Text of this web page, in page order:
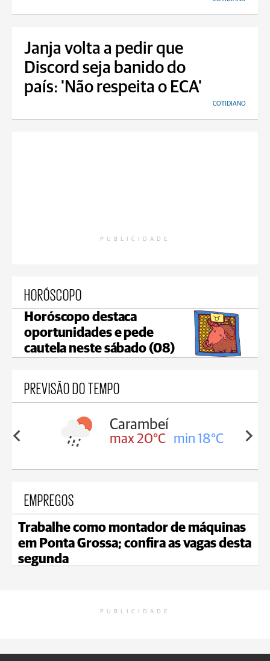
Janja volta a pedir que
Discord seja banido do
país: 'Não respeita o ECA'
COTIDIANO
PUBLICIDADE
HORÓSCOPO
Horóscopo destaca
oportunidades e pede
cautela neste sábado (08)
PREVISÃO DO TEMPO
18°C
Carambeí
max 20°C min 18°C
EMPREGOS
Trabalhe como montador de máquinas
em Ponta Grossa; confira as vagas desta
segunda
PUBLICIDADE